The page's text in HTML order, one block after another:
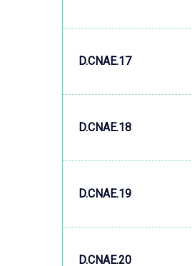
D.CNAE.17
D.CNAE.18
D.CNAE.19
D.CNAE.20